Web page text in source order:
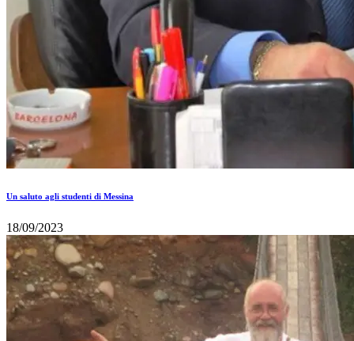
Un saluto agli studenti di Messina
18/09/2023